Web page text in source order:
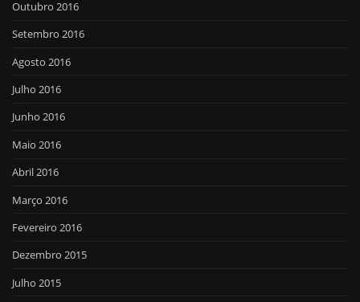
Outubro 2016
Setembro 2016
Agosto 2016
Julho 2016
Junho 2016
Maio 2016
Abril 2016
Março 2016
Fevereiro 2016
Dezembro 2015
Julho 2015